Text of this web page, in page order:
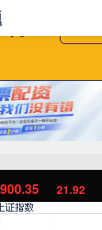
21.92